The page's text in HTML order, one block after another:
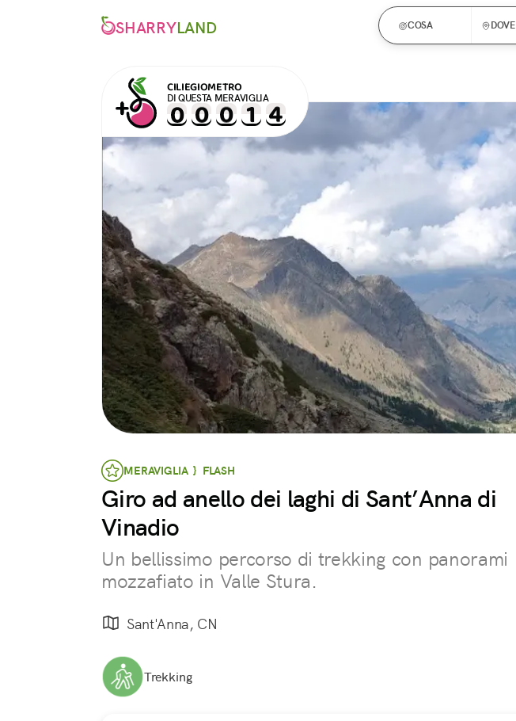
SHARRYLAND COSA DOVE
CILIEGIOMETRO
DI QUESTA MERAVIGLIA
MERAVIGLIA } FLASH
Giro ad anello dei laghi di Sant’Anna di
Vinadio
Un bellissimo percorso di trekking con panorami
mozzafiato in Valle Stura.
Sant'Anna, CN
Trekking